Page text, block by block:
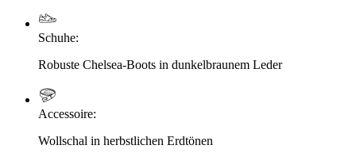
Schuhe:
Robuste Chelsea-Boots in dunkelbraunem Leder
Accessoire:
Wollschal in herbstlichen Erdtönen